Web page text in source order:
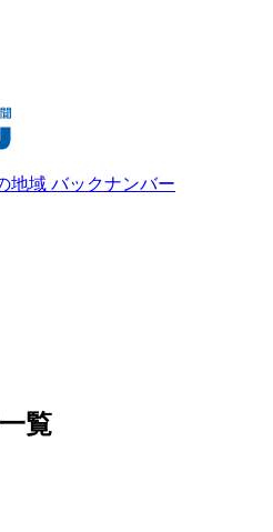
地域 バックナンバー
覧